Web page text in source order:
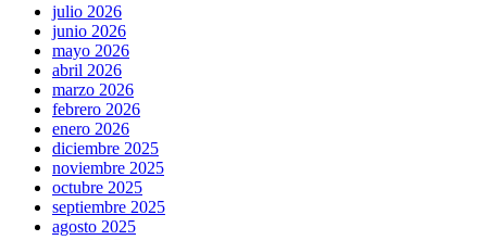
julio 2026
junio 2026
mayo 2026
abril 2026
marzo 2026
febrero 2026
enero 2026
diciembre 2025
noviembre 2025
octubre 2025
septiembre 2025
agosto 2025